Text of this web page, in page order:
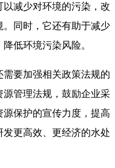
减少对环境的污染，改
同时，它还有助于减少
低环境污染风险。
要加强相关政策法规的
管理法规，鼓励企业采
源保护的宣传力度，提高
更高效、更经济的水处